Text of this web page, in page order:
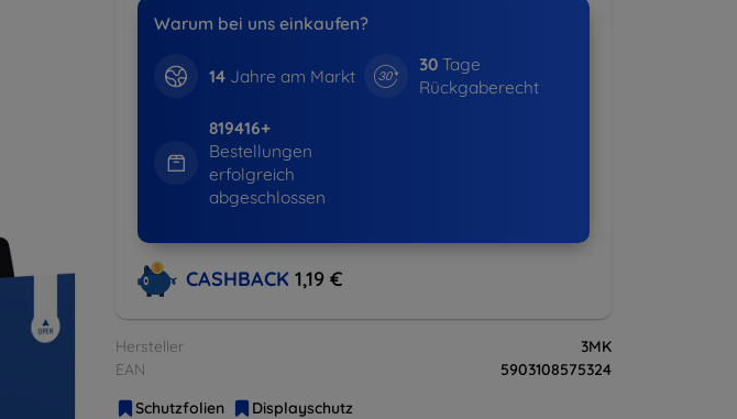
Warum bei uns einkaufen?
14Jahre am Markt
30Tage
Rückgaberecht
819416+
Bestellungen
erfolgreich
abgeschlossen
CASHBACK 1,19 €
Hersteller
3MK
EAN
5903108575324
Schutzfolien
Displayschutz